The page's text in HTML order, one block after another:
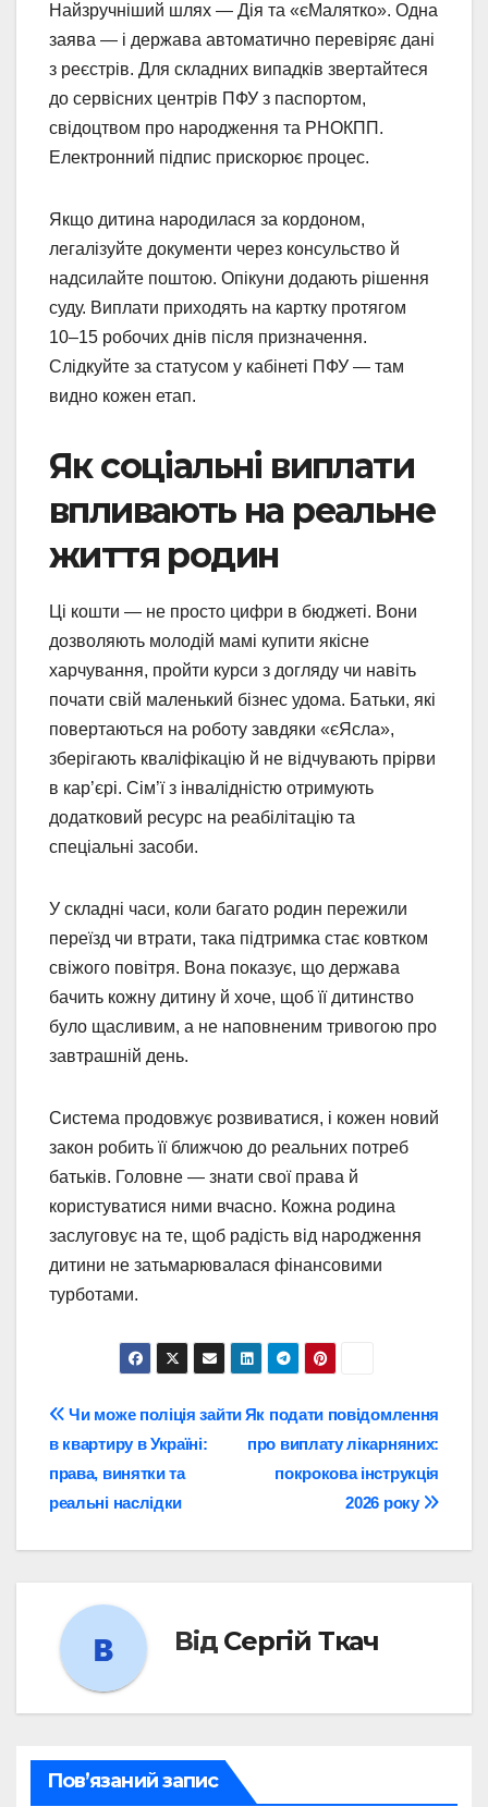
Найзручніший шлях — Дія та «єМалятко». Одна
заява — і держава автоматично перевіряє дані
з реєстрів. Для складних випадків звертайтеся
до сервісних центрів ПФУ з паспортом,
свідоцтвом про народження та РНОКПП.
Електронний підпис прискорює процес.
Якщо дитина народилася за кордоном,
легалізуйте документи через консульство й
надсилайте поштою. Опікуни додають рішення
суду. Виплати приходять на картку протягом
10–15 робочих днів після призначення.
Слідкуйте за статусом у кабінеті ПФУ — там
видно кожен етап.
Як соціальні виплати
впливають на реальне
життя родин
Ці кошти — не просто цифри в бюджеті. Вони
дозволяють молодій мамі купити якісне
харчування, пройти курси з догляду чи навіть
почати свій маленький бізнес удома. Батьки, які
повертаються на роботу завдяки «єЯсла»,
зберігають кваліфікацію й не відчувають прірви
в кар’єрі. Сім’ї з інвалідністю отримують
додатковий ресурс на реабілітацію та
спеціальні засоби.
У складні часи, коли багато родин пережили
переїзд чи втрати, така підтримка стає ковтком
свіжого повітря. Вона показує, що держава
бачить кожну дитину й хоче, щоб її дитинство
було щасливим, а не наповненим тривогою про
завтрашній день.
Система продовжує розвиватися, і кожен новий
закон робить її ближчою до реальних потреб
батьків. Головне — знати свої права й
користуватися ними вчасно. Кожна родина
заслуговує на те, щоб радість від народження
дитини не затьмарювалася фінансовими
турботами.
Навігація
записів
Як подати повідомлення
про виплату лікарняних:
покрокова інструкція
2026 року
Чи може поліція зайти
в квартиру в Україні:
права, винятки та
реальні наслідки
Від Сергій Ткач
Пов’язаний запис